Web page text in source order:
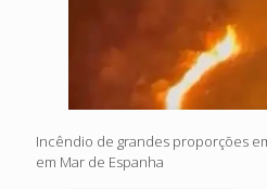
Incêndio de grandes proporções
em Mar de Espanha